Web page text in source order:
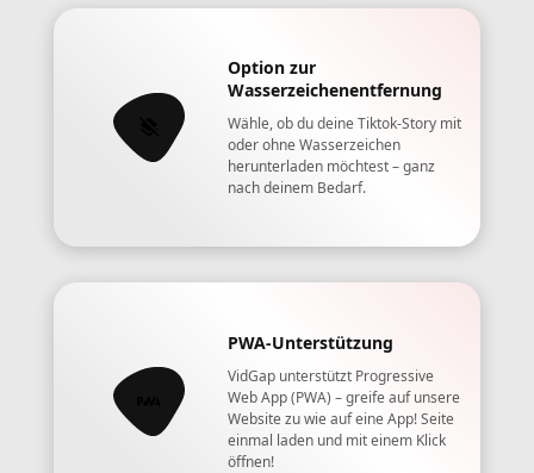
Option zur
Wasserzeichenentfernung
Wähle, ob du deine Tiktok-Story mit
oder ohne Wasserzeichen
herunterladen möchtest – ganz
nach deinem Bedarf.
PWA-Unterstützung
VidGap unterstützt Progressive
Web App (PWA) – greife auf unsere
Website zu wie auf eine App! Seite
einmal laden und mit einem Klick
öffnen!